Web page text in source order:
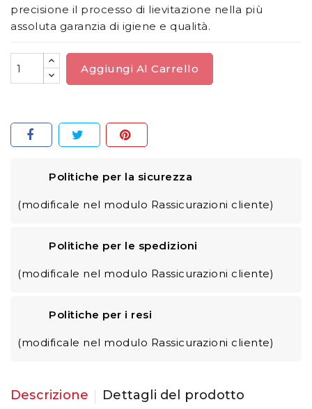
precisione il processo di lievitazione nella più
assoluta garanzia di igiene e qualità.
Aggiungi Al Carrello
Politiche per la sicurezza
(modificale nel modulo Rassicurazioni cliente)
Politiche per le spedizioni
(modificale nel modulo Rassicurazioni cliente)
Politiche per i resi
(modificale nel modulo Rassicurazioni cliente)
Descrizione Dettagli del prodotto